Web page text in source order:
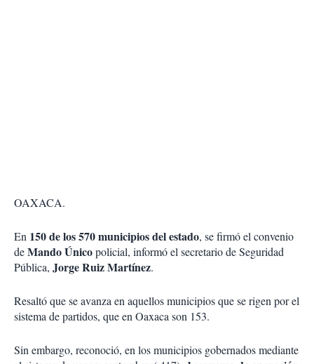
OAXACA.
En 150 de los 570 municipios del estado, se firmó el convenio
deMando Únicopolicial, informó el secretario de Seguridad
Pública, Jorge Ruiz Martínez.
Resaltó que se avanza en aquellos municipios que se rigen por el
sistema de partidos, que en Oaxaca son 153.
Sin embargo, reconoció, en los municipios gobernados mediante